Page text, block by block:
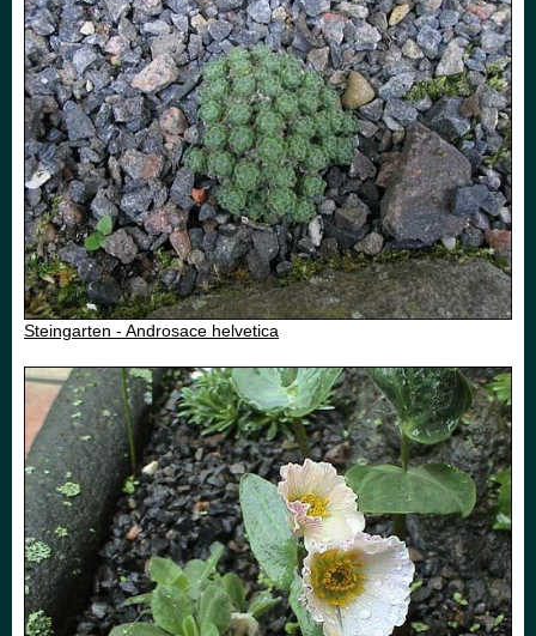
Steingarten - Androsace helvetica